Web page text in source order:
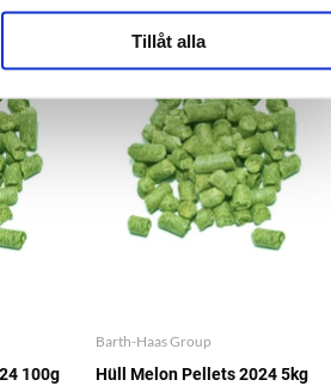
Tillåt alla
100g
Barth-Haas Group
Hüll Melon Pellets 2024 5kg